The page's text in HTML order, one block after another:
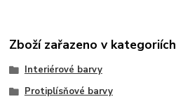
Zboží zařazeno v kategoriích
Interiérové barvy
Protiplísňové barvy